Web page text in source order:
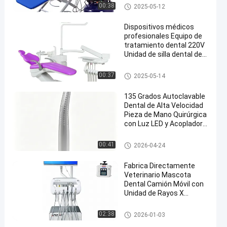
00:38 unidad dental de la silla
2025-05-12
00:37
Dispositivos médicos
profesionales Equipo de
tratamiento dental 220V
Unidad de silla dental de
unidad dental de la silla
2025-05-14
00:41
135 Grados Autoclavable
Dental de Alta Velocidad
Pieza de Mano Quirúrgica
con Luz LED y Acoplador
Handpiece dental
2026-04-24
02:38
Fabrica Directamente
Veterinario Mascota
Dental Camión Móvil con
Unidad de Rayos X
Dental Veterinario
Portátil Camión Dental
Equipo dental veterinario
2026-01-03